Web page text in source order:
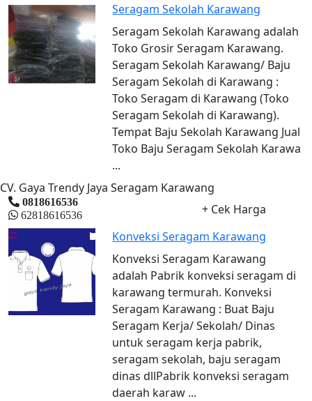
Seragam Sekolah Karawang
Seragam Sekolah Karawang adalah
Toko Grosir Seragam Karawang.
Seragam Sekolah Karawang/ Baju
Seragam Sekolah di Karawang :
Toko Seragam di Karawang (Toko
Seragam Sekolah di Karawang).
Tempat Baju Sekolah Karawang Jual
Toko Baju Seragam Sekolah Karawa
...
CV. Gaya Trendy Jaya Seragam Karawang
0818616536
62818616536
+ Cek Harga
Konveksi Seragam Karawang
Konveksi Seragam Karawang
adalah Pabrik konveksi seragam di
karawang termurah. Konveksi
Seragam Karawang : Buat Baju
Seragam Kerja/ Sekolah/ Dinas
untuk seragam kerja pabrik,
seragam sekolah, baju seragam
dinas dllPabrik konveksi seragam
daerah karaw ...